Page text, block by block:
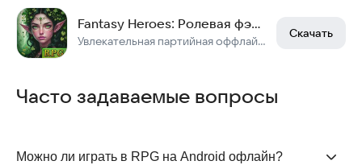
Fantasy Heroes: Ролевая фэнтези экшн РПГ офлайн
Увлекательная партийная оффлайн игра жанра hack slash action с элементами rpg.
Скачать
Часто задаваемые вопросы
Можно ли играть в RPG на Android офлайн?